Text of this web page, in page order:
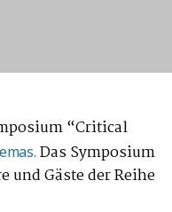
“Critical
Das Symposium
und Gäste der Reihe